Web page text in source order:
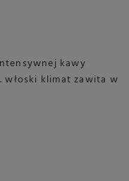
kawy
włoski klimat zawita w